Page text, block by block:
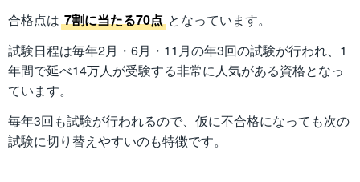
合格点は 7割に当たる70点 となっています。
試験日程は毎年2月・6月・11月の年3回の試験が行われ、1
年間で延べ14万人が受験する非常に人気がある資格となっ
ています。
毎年3回も試験が行われるので、仮に不合格になっても次の
試験に切り替えやすいのも特徴です。